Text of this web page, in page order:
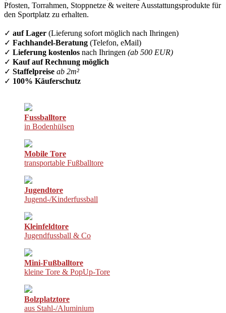
Pfosten, Torrahmen, Stoppnetze & weitere Ausstattungsprodukte für
den Sportplatz zu erhalten.
✓ auf Lager (Lieferung sofort möglich nach Ihringen)
✓ Fachhandel-Beratung (Telefon, eMail)
✓ Lieferung kostenlos nach Ihringen (ab 500 EUR)
✓ Kauf auf Rechnung möglich
✓ Staffelpreise ab 2m²
✓ 100% Käuferschutz
Fussballtore
in Bodenhülsen
Mobile Tore
transportable Fußballtore
Jugendtore
Jugend-/Kinderfussball
Kleinfeldtore
Jugendfussball & Co
Mini-Fußballtore
kleine Tore & PopUp-Tore
Bolzplatztore
aus Stahl-/Aluminium